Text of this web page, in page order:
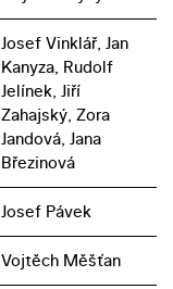
Josef Vinklář, Jan
Kanyza, Rudolf
Jelínek, Jiří
Zahajský, Zora
Jandová, Jana
Březinová
Josef Pávek
Vojtěch Měšťan